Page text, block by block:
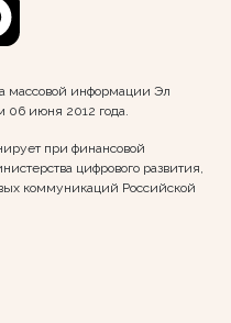
массовой информации Эл
06 июня 2012 года.
при финансовой
цифрового развития,
коммуникаций Российской